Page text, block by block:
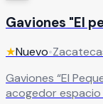
Gaviones "El
★Nuevo•
Gaviones “El
acogedor